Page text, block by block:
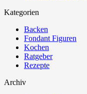
Kategorien
Backen
Fondant Figuren
Kochen
Ratgeber
Rezepte
Archiv